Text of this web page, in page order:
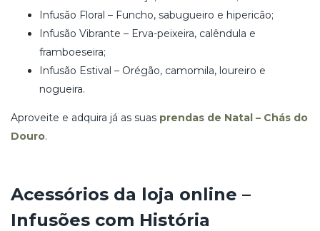
Infusão Floral – Funcho, sabugueiro e hipericão;
Infusão Vibrante – Erva-peixeira, calêndula e
framboeseira;
Infusão Estival – Orégão, camomila, loureiro e
nogueira.
Aproveite e adquira já as suas prendas de Natal – Chás do
Douro.
Acessórios da loja online –
Infusões com História